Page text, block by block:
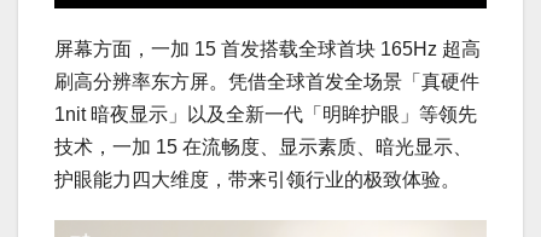
屏幕方面，一加 15 首发搭载全球首块 165Hz 超高
刷高分辨率东方屏。凭借全球首发全场景「真硬件
1nit 暗夜显示」以及全新一代「明眸护眼」等领先
技术，一加 15 在流畅度、显示素质、暗光显示、
护眼能力四大维度，带来引领行业的极致体验。